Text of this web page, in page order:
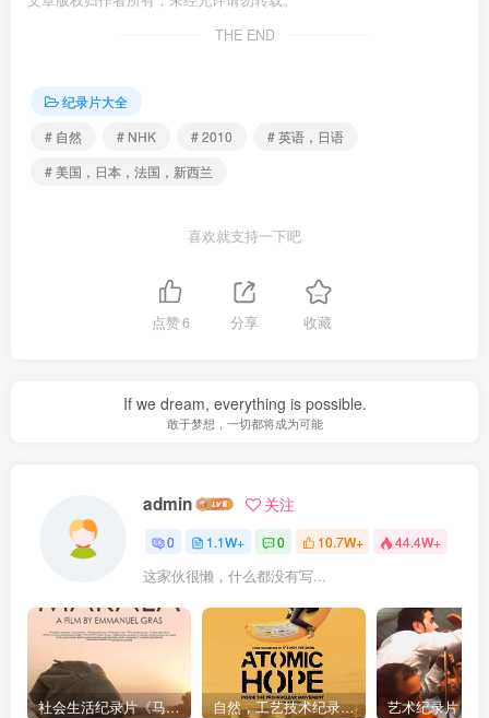
THE END
纪录片大全
# 自然
# NHK # 2010
# 英语，日语
# 美国，日本，法国，新西兰
喜欢就支持一下吧
点赞6 分享 收藏
If we dream, everything is possible.
敢于梦想，一切都将成为可能
admin 关注
0 1.1W+ 0 10.7W+ 44.4W+
这家伙很懒，什么都没有写...
社会生活纪录片《马加拉 Makala》下载 自然，工艺技术纪录片《原子能的希望 Atomic Hope – Inside the Pro-Nuclear Movement》下载